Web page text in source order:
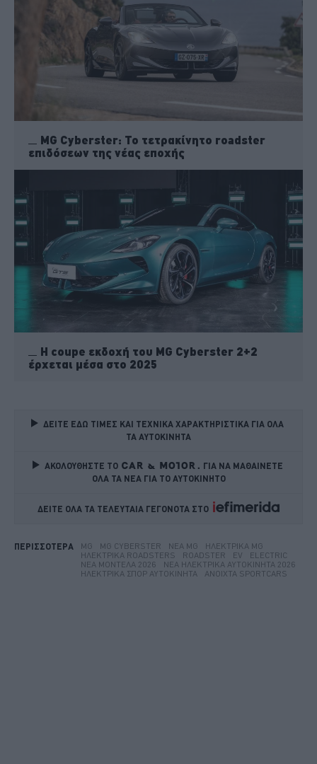
MG Cyberster: Το τετρακίνητο roadster
επιδόσεων της νέας εποχής
Η coupe εκδοχή του MG Cyberster 2+2
έρχεται μέσα στο 2025
ΔΕΙΤΕ ΕΔΩ ΤΙΜΕΣ ΚΑΙ ΤΕΧΝΙΚΑ ΧΑΡΑΚΤΗΡΙΣΤΙΚΑ ΓΙΑ ΟΛΑ
ΤΑ ΑΥΤΟΚΙΝΗΤΑ
ΑΚΟΛΟΥΘΗΣΤΕ ΤΟ
ΓΙΑ ΝΑ ΜΑΘΑΙΝΕΤΕ
ΟΛΑ ΤΑ ΝΕΑ ΓΙΑ ΤΟ ΑΥΤΟΚΙΝΗΤΟ
ΔΕΙΤΕ ΟΛΑ ΤΑ ΤΕΛΕΥΤΑΙΑ ΓΕΓΟΝΟΤΑ ΣΤΟ
ΠΕΡΙΣΣΟΤΕΡΑ MG MG CYBERSTER ΝΈΑ MG
ΗΛΕΚΤΡΙΚΆ MG
ΗΛΕΚΤΡΙΚΆ ROADSTERS
ROADSTER EV
ELECTRIC
ΝΈΑ ΜΟΝΤΈΛΑ 2026
ΝΈΑ ΗΛΕΚΤΡΙΚΆ ΑΥΤΟΚΊΝΗΤΑ 2026
ΗΛΕΚΤΡΙΚΆ ΣΠΟΡ ΑΥΤΟΚΊΝΗΤΑ
ΑΝΟΙΧΤΆ SPORTCARS